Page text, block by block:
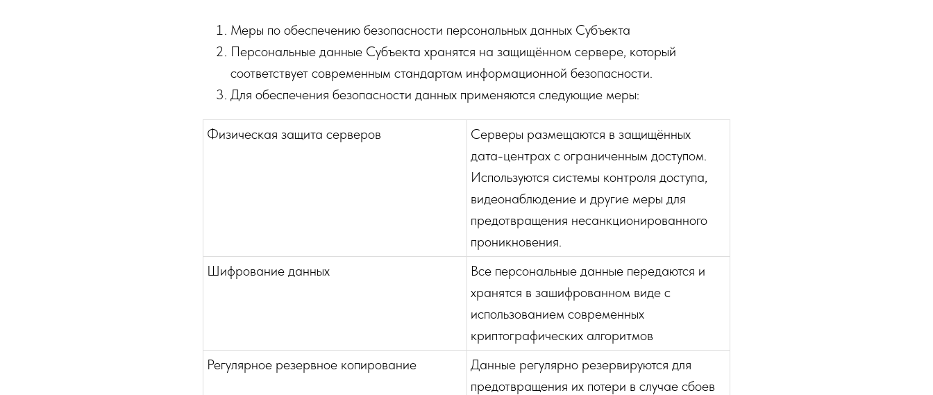
Меры по обеспечению безопасности персональных данных Субъекта
Персональные данные Субъекта хранятся на защищённом сервере, который
соответствует современным стандартам информационной безопасности.
Для обеспечения безопасности данных применяются следующие меры:
Физическая защита серверов
Серверы размещаются в защищённых
дата-центрах с ограниченным доступом.
Используются системы контроля доступа,
видеонаблюдение и другие меры для
предотвращения несанкционированного
проникновения.
Шифрование данных
Все персональные данные передаются и
хранятся в зашифрованном виде с
использованием современных
криптографических алгоритмов
Регулярное резервное копирование
Данные регулярно резервируются для
предотвращения их потери в случае сбоев